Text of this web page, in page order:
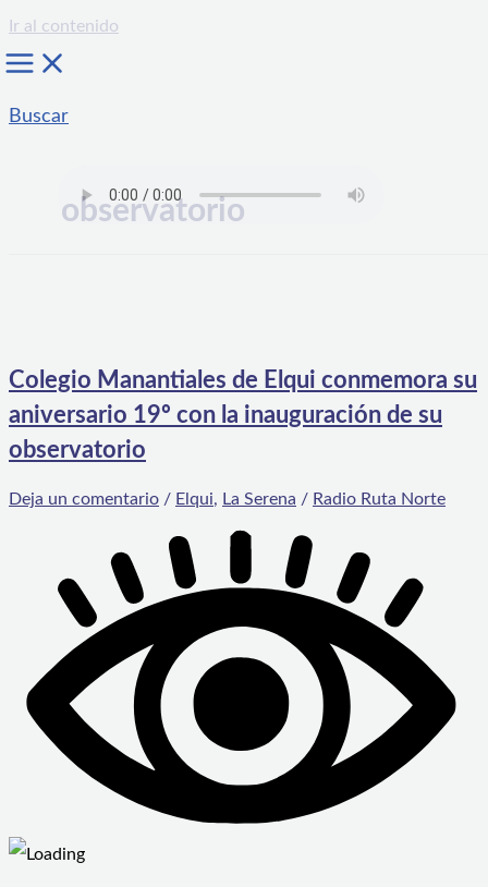
Ir al contenido
Buscar
observatorio
Colegio Manantiales de Elqui conmemora su
aniversario 19º con la inauguración de su
observatorio
Deja un comentario / Elqui, La Serena / Radio Ruta Norte